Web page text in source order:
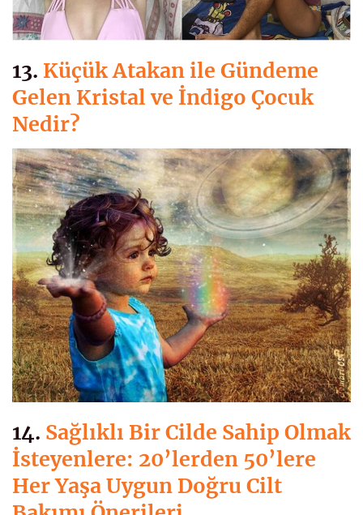
13. Küçük Atakan ile Gündeme
Gelen Kristal ve İndigo Çocuk
Nedir?
14. Sağlıklı Bir Cilde Sahip Olmak
İsteyenlere: 20’lerden 50’lere
Her Yaşa Uygun Doğru Cilt